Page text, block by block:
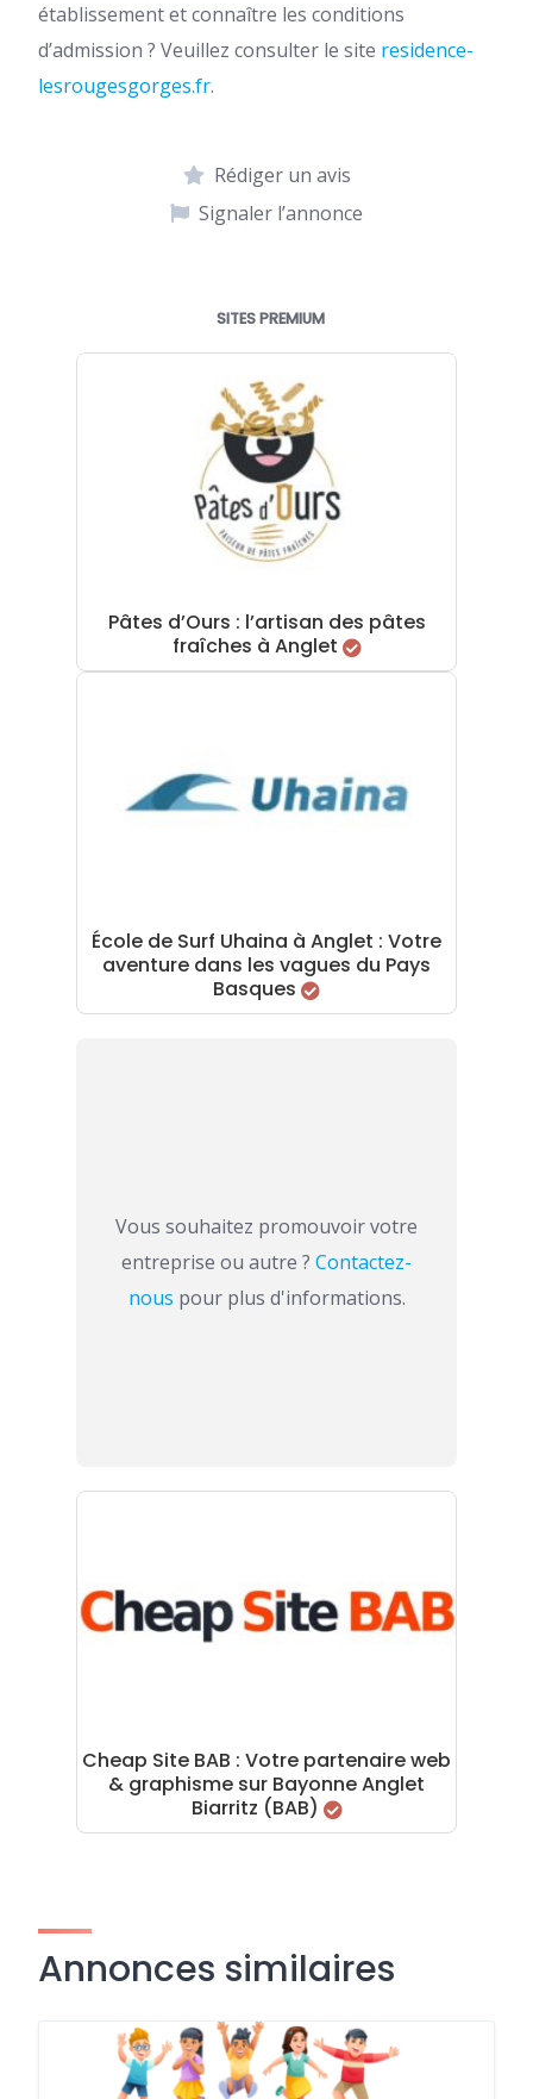
établissement et connaître les conditions
d’admission ? Veuillez consulter le site residence-
lesrougesgorges.fr.
Rédiger un avis
Signaler l’annonce
SITES PREMIUM
Pâtes d’Ours : l’artisan des pâtes
fraîches à Anglet
École de Surf Uhaina à Anglet : Votre
aventure dans les vagues du Pays
Basques
Vous souhaitez promouvoir votre
entreprise ou autre ? Contactez-
nous pour plus d'informations.
Cheap Site BAB : Votre partenaire web
& graphisme sur Bayonne Anglet
Biarritz (BAB)
Annonces similaires